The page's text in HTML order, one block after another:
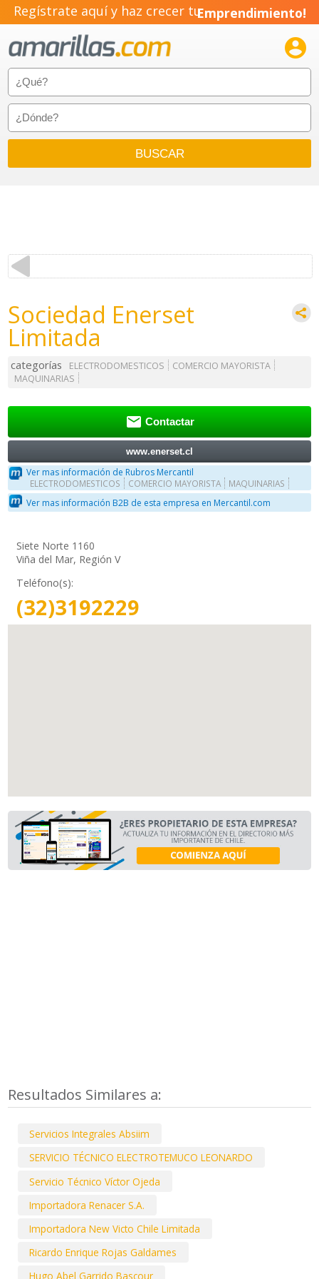
Regístrate aquí y haz crecer tuEmprendimiento!

Sociedad Enerset
Limitada
categorías ELECTRODOMESTICOS
COMERCIO MAYORISTA
MAQUINARIAS
 Contactar
www.enerset.cl
Ver mas información de Rubros Mercantil
ELECTRODOMESTICOS COMERCIO MAYORISTA MAQUINARIAS
Ver mas información B2B de esta empresa en Mercantil.com
Siete Norte 1160
Viña del Mar, Región V
Teléfono(s):
(32)3192229
Resultados Similares a:
Servicios Integrales Absiim
SERVICIO TÉCNICO ELECTROTEMUCO LEONARDO
Servicio Técnico Víctor Ojeda
Importadora Renacer S.A.
Importadora New Victo Chile Limitada
Ricardo Enrique Rojas Galdames
Hugo Abel Garrido Bascour